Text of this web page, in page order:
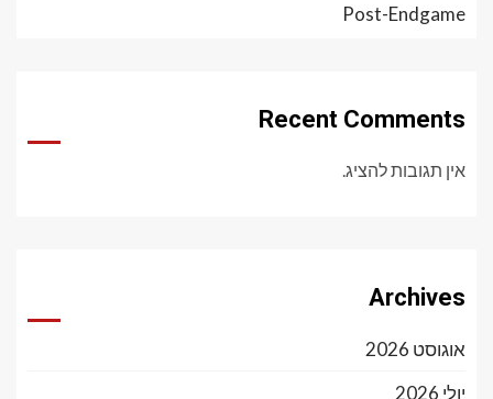
Post-Endgame
Recent Comments
אין תגובות להציג.
Archives
אוגוסט 2026
יולי 2026